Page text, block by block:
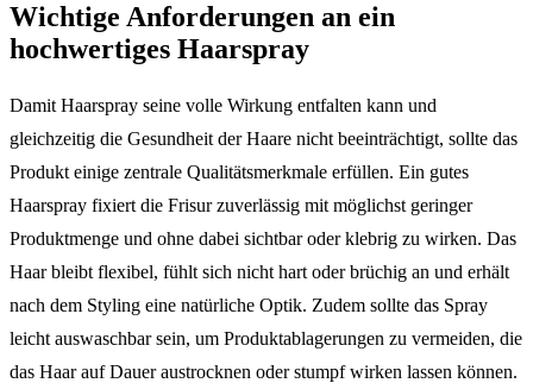
Wichtige Anforderungen an ein
hochwertiges Haarspray
Damit Haarspray seine volle Wirkung entfalten kann und
gleichzeitig die Gesundheit der Haare nicht beeinträchtigt, sollte das
Produkt einige zentrale Qualitätsmerkmale erfüllen. Ein gutes
Haarspray fixiert die Frisur zuverlässig mit möglichst geringer
Produktmenge und ohne dabei sichtbar oder klebrig zu wirken. Das
Haar bleibt flexibel, fühlt sich nicht hart oder brüchig an und erhält
nach dem Styling eine natürliche Optik. Zudem sollte das Spray
leicht auswaschbar sein, um Produktablagerungen zu vermeiden, die
das Haar auf Dauer austrocknen oder stumpf wirken lassen können.